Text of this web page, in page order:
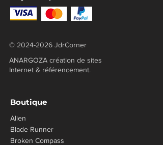
© 2024-2026 JdrCorner
ANARGOZA création de sites
Internet & référencement.
Boutique
Alien
Blade Runner
Broken Compass